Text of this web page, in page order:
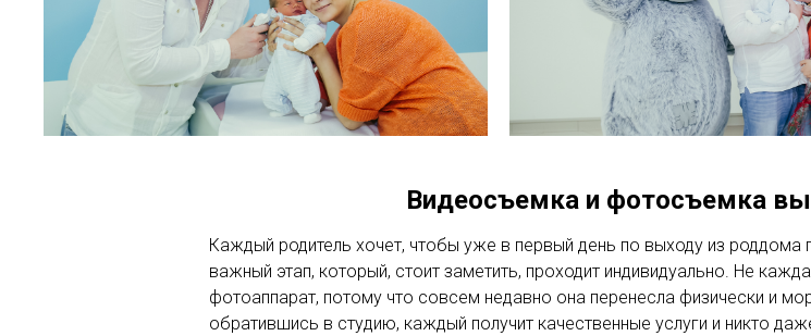
Видеосъемка и фотосъемка
Каждый родитель хочет, чтобы уже в первый день по выходу из
важный этап, который, стоит заметить, проходит индивидуально. Не
фотоаппарат, потому что совсем недавно она перенесла физически и
обратившись в студию, каждый получит качественные услуги и никто